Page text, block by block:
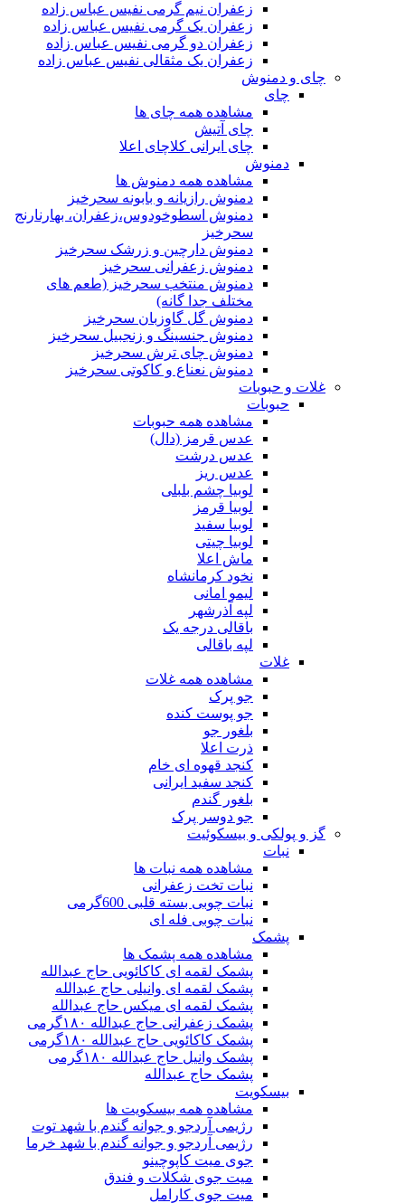
زعفران نیم گرمی نفیس عباس زاده
زعفران یک گرمی نفیس عباس زاده
زعفران دو گرمی نفیس عباس زاده
زعفران یک مثقالی نفیس عباس زاده
چای و دمنوش
چای
مشاهده همه چای ها
چای آتیش
چای ایرانی کلاچای اعلا
دمنوش
مشاهده همه دمنوش ها
دمنوش رازیانه و بابونه سحرخیز
دمنوش اسطوخودوس،زعفران، بهارنارنج
سحرخیز
دمنوش دارچین و زرشک سحرخیز
دمنوش زعفرانی سحرخیز
دمنوش منتخب سحرخیز (طعم های
مختلف جدا گانه)
دمنوش گل گاوزبان سحرخیز
دمنوش جنسینگ و زنجبیل سحرخیز
دمنوش چای ترش سحرخیز
دمنوش نعناع و کاکوتی سحرخیز
غلات و حبوبات
حبوبات
مشاهده همه حبوبات
عدس قرمز (دال)
عدس درشت
عدس ریز
لوبیا چشم بلبلی
لوبیا قرمز
لوبیا سفید
لوبیا چیتی
ماش اعلا
نخود کرمانشاه
لیمو امانی
لپه آذرشهر
باقالی درجه یک
لپه باقالی
غلات
مشاهده همه غلات
جو پرک
جو پوست کنده
بلغور جو
ذرت اعلا
کنجد قهوه ای خام
کنجد سفید ایرانی
بلغور گندم
جو دوسر پرک
گز و پولکی و بیسکوئیت
نبات
مشاهده همه نبات ها
نبات تخت زعفرانی
نبات چوبی بسته قلبی 600گرمی
نبات چوبی فله ای
پشمک
مشاهده همه پشمک ها
پشمک لقمه ای کاکائویی حاج عبدالله
پشمک لقمه ای وانیلی حاج عبدالله
پشمک لقمه ای میکس حاج عبدالله
پشمک زعفرانی حاج عبدالله ۱۸۰گرمی
پشمک کاکائویی حاج عبدالله ۱۸۰گرمی
پشمک وانیل حاج عبدالله ۱۸۰گرمی
پشمک حاج عبدالله
بیسکویت
مشاهده همه بیسکویت ها
رژیمی آردجو و جوانه گندم با شهد توت
رژیمی آردجو و جوانه گندم با شهد خرما
جوی میت کاپوچینو
میت جوی شکلات و فندق
میت جوی کارامل